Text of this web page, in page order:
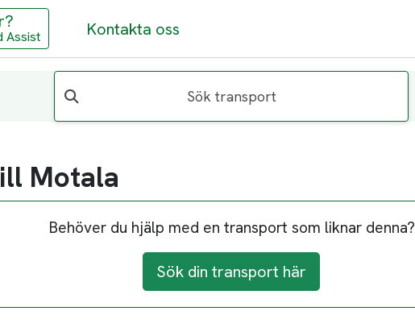
Assist Kontakta oss
Sök transport
Motala
Behöver du hjälp med en transport som liknar denna?
Sök din transport här